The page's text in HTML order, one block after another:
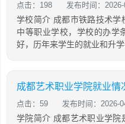
点击：198 发布时间：
学校简介 成都市铁路技术学
中等职业学校，学校的办学
好，历年来学生的就业和升
点击：59 发布时间：2026-
学院简介 成都艺术职业学院